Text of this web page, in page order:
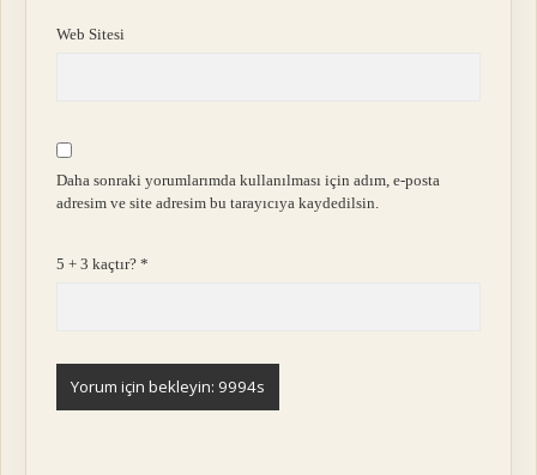
Web Sitesi
Daha sonraki yorumlarımda kullanılması için adım, e-posta
adresim ve site adresim bu tarayıcıya kaydedilsin.
5 + 3 kaçtır?*